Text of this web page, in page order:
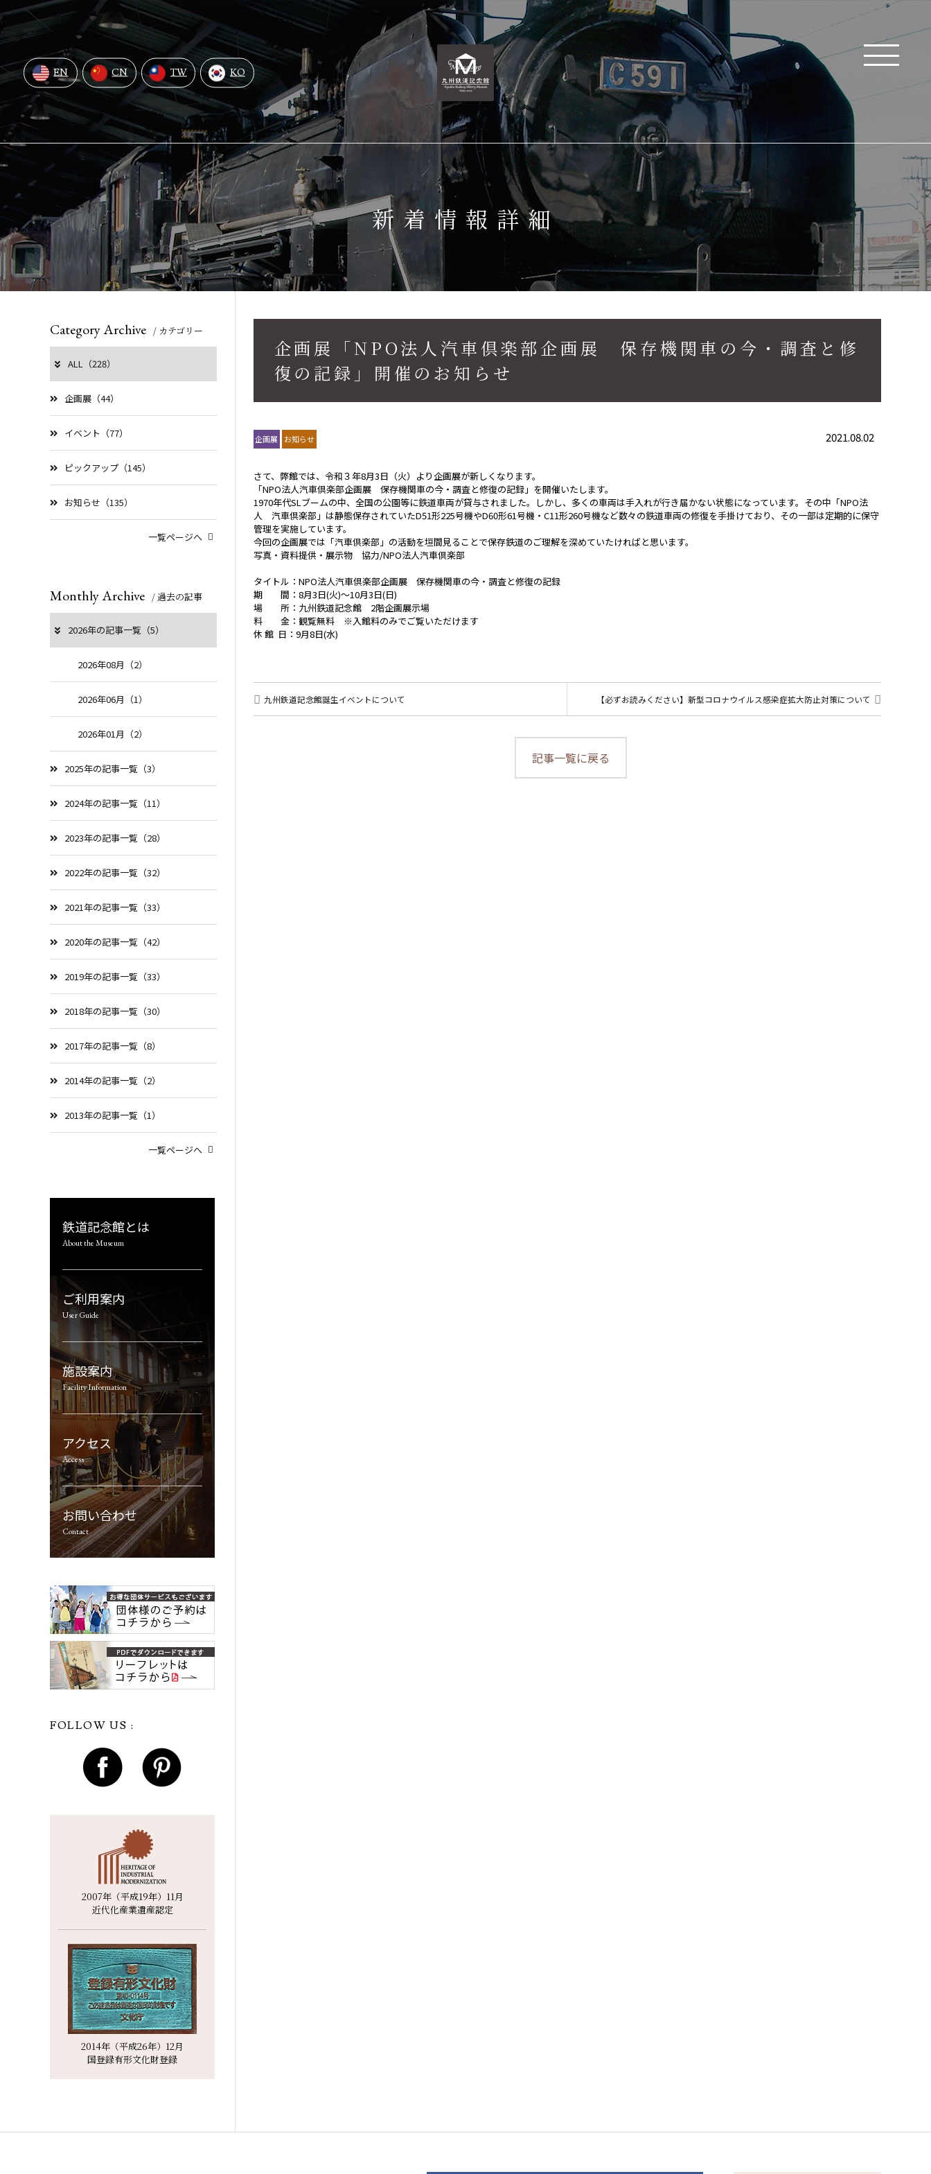
EN CN TW KO
新着情報詳細
Category Archive / カテゴリー
ALL（228）
企画展（44）
イベント（77）
ピックアップ（145）
お知らせ（135）
一覧ページへ
Monthly Archive / 過去の記事
2026年の記事一覧（5）
2026年08月（2）
2026年06月（1）
2026年01月（2）
2025年の記事一覧（3）
2024年の記事一覧（11）
2023年の記事一覧（28）
2022年の記事一覧（32）
2021年の記事一覧（33）
2020年の記事一覧（42）
2019年の記事一覧（33）
2018年の記事一覧（30）
2017年の記事一覧（8）
2014年の記事一覧（2）
2013年の記事一覧（1）
一覧ページへ
鉄道記念館とは
About the Museum
ご利用案内
User Guide
施設案内
Facility Information
アクセス
Access
お問い合わせ
Contact
FOLLOW US :
2007年（平成19年）11月
近代化産業遺産認定
2014年（平成26年）12月
国登録有形文化財登録
企画展「NPO法人汽車倶楽部企画展 保存機関車の今・調査と修
復の記録」開催のお知らせ
2021.08.02
企画展 お知らせ
さて、弊館では、令和３年8月3日（火）より企画展が新しくなります。
「NPO法人汽車倶楽部企画展 保存機関車の今・調査と修復の記録」を開催いたします。
1970年代SLブームの中、全国の公園等に鉄道車両が貸与されました。しかし、多くの車両は手入れが行き届かない状態になっています。その中「NPO法
人 汽車倶楽部」は静態保存されていたD51形225号機やD60形61号機・C11形260号機など数々の鉄道車両の修復を手掛けており、その一部は定期的に保守
管理を実施しています。
今回の企画展では「汽車倶楽部」の活動を垣間見ることで保存鉄道のご理解を深めていたければと思います。
写真・資料提供・展示物 協力/NPO法人汽車倶楽部
タイトル：NPO法人汽車倶楽部企画展 保存機関車の今・調査と修復の記録
期 間：8月3日(火)～10月3日(日)
場 所：九州鉄道記念館 2階企画展示場
料 金：観覧無料 ※入館料のみでご覧いただけます
休 館 日：9月8日(水)
九州鉄道記念館誕生イベントについて 【必ずお読みください】新型コロナウイルス感染症拡大防止対策について
記事一覧に戻る